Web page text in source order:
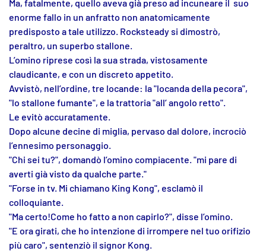
Ma, fatalmente, quello aveva già preso ad incuneare il suo
enorme fallo in un anfratto non anatomicamente
predisposto a tale utilizzo. Rocksteady si dimostrò,
peraltro, un superbo stallone.
L’omino riprese così la sua strada, vistosamente
claudicante, e con un discreto appetito.
Avvistò, nell’ordine, tre locande: la "locanda della pecora",
"lo stallone fumante", e la trattoria "all’ angolo retto".
Le evitò accuratamente.
Dopo alcune decine di miglia, pervaso dal dolore, incrociò
l’ennesimo personaggio.
"Chi sei tu?", domandò l’omino compiacente. "mi pare di
averti già visto da qualche parte."
"Forse in tv. Mi chiamano King Kong", esclamò il
colloquiante.
"Ma certo!Come ho fatto a non capirlo?", disse l’omino.
"E ora girati, che ho intenzione di irrompere nel tuo orifizio
più caro", sentenziò il signor Kong.